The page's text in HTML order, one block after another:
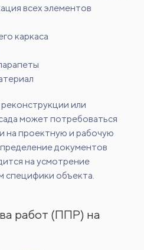
всех элементов
каркаса
или
может потребоваться
на проектную и рабочую
документов
на усмотрение
специфики объекта.
работ (ППР) на